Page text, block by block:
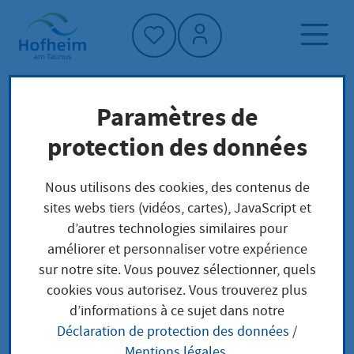
Accueil"
Page d'accueil
Trouver un service
Préoccupations locales
Betriebserlaubnis für Zweigapotheke
beantragen
Betriebserlaubnis für
Zweigapotheke
Paramètres de
protection des données
Nous utilisons des cookies, des contenus de
sites webs tiers (vidéos, cartes), JavaScript et
d’autres technologies similaires pour
améliorer et personnaliser votre expérience
sur notre site. Vous pouvez sélectionner, quels
cookies vous autorisez. Vous trouverez plus
d’informations à ce sujet dans notre
Déclaration de protection des données /